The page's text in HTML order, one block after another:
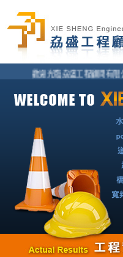
歡迎光臨劦盛工程顧問有限公司